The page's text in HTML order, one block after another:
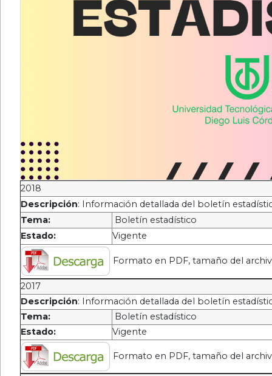
2018
Descripción: Información detallada del boletín
Tema:
Boletín estadístico
Estado:
Vigente
Formato en PDF, tamaño del
2017
Descripción: Información detallada del boletín
Tema:
Boletín estadístico
Estado:
Vigente
Formato en PDF, tamaño del